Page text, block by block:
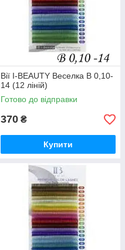
Вії I-BEAUTY Веселка B 0,10-
14 (12 ліній)
Готово до відправки
370 ₴
Купити